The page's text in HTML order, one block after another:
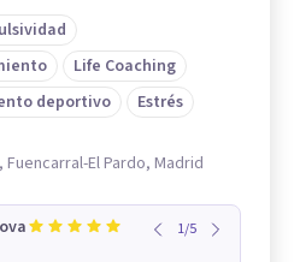
Life Coaching
deportivo Estrés
El Pardo, Madrid
1/5